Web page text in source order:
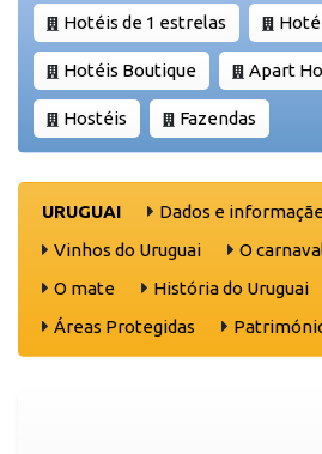
Hotéis de 1 estrelas
Hotéis Boutique Apart
Hostéis Fazendas
URUGUAI
Dados e
Vinhos do Uruguai
O
O mate
História do Uruguai
Áreas Protegidas